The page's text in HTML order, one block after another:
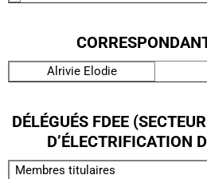
Alrivie Elodie
DÉLÉGUÉS FDEE
D’ÉLECTRIFICATION
Membres